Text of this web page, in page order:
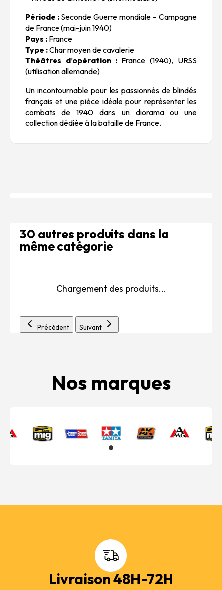
Période :Seconde Guerre mondiale – Campagne
de France (mai-juin 1940)
Pays : France
Type :Char moyen de cavalerie
Théâtres d’opération :France (1940), URSS
(utilisation allemande)
Un incontournable pour les passionnés de blindés
français et une pièce idéale pour représenter les
combats de 1940 dans un diorama ou une
collection dédiée à la bataille de France.
30 autres produits dans la
même catégorie
Chargement des produits...
Précédent Suivant
Nos marques
Livraison 48H-72H